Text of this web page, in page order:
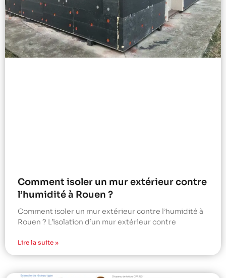
Comment isoler un mur extérieur contre
l’humidité à Rouen ?
Comment isoler un mur extérieur contre l’humidité à
Rouen ? L’isolation d’un mur extérieur contre
Lire la suite »